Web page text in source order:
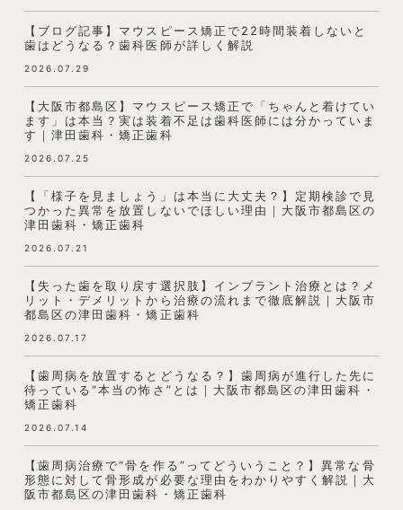
【ブログ記事】マウスピース矯正で22時間装着しないと
歯はどうなる？歯科医師が詳しく解説
2026.07.29
【大阪市都島区】マウスピース矯正で「ちゃんと着けてい
ます」は本当？実は装着不足は歯科医師には分かっていま
す｜津田歯科・矯正歯科
2026.07.25
【「様子を見ましょう」は本当に大丈夫？】定期検診で見
つかった異常を放置しないでほしい理由｜大阪市都島区の
津田歯科・矯正歯科
2026.07.21
【失った歯を取り戻す選択肢】インプラント治療とは？メ
リット・デメリットから治療の流れまで徹底解説｜大阪市
都島区の津田歯科・矯正歯科
2026.07.17
【歯周病を放置するとどうなる？】歯周病が進行した先に
待っている“本当の怖さ”とは｜大阪市都島区の津田歯科・
矯正歯科
2026.07.14
【歯周病治療で“骨を作る”ってどういうこと？】異常な骨
形態に対して骨形成が必要な理由をわかりやすく解説｜大
阪市都島区の津田歯科・矯正歯科